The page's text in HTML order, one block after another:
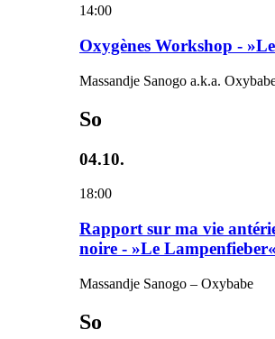
14:00
Oxygènes Workshop -
Massandje Sanogo a.k.a.
So
04.10.
18:00
Rapport sur ma vie
noire - »Le Lampenfieber«
Massandje Sanogo – Oxybabe
So